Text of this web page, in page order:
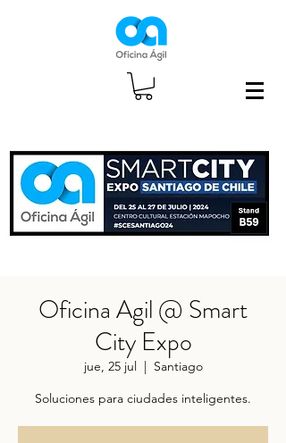
Oficina Agil @ Smart
City Expo
jue, 25 jul
  |
Santiago
Soluciones para ciudades inteligentes.